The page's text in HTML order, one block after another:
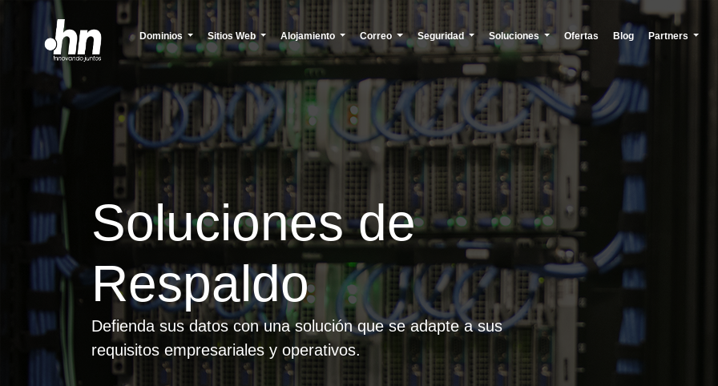
Dominios Sitios Web Alojamiento Correo Seguridad Soluciones Ofertas Blog Partners
Soluciones de
Respaldo
Defienda sus datos con una solución que se adapte a sus
requisitos empresariales y operativos.